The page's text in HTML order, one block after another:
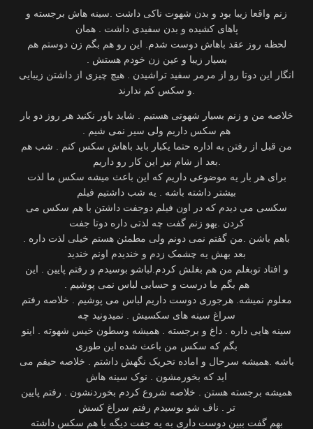
‫زنم واقعا زیبا بود و بدن شهوت ناکی داشت .سینه هاش برجسته و
لحظه روز عقد باهاش دوست شدم‬. ‫این رو هم بگم زن دوستم هم
بسیار زیبا و عین زن خودم هستش .
انگار این دوتا رو از مرمر سفید تراشیدن .‬ هیچ چیزی از داشتن زیبایی
‫خلاصه من و زنم بسیار شهوتی هستیم . شاید باور نکنید هر روز دو بار
من قبل از رفتن به اداره حتما یکبار باید باهاش سکس کنم . شب هم
‫برای هر بار یه موضوعی داریم که این باعث میشه سکس ما لذت
سکسی می دیدم که در اون فیلم دوجفت داشتن با هم سکس می
کردن .یهو زنم گفت چه لذتی داره دوتا جفت‬
‫باهم باشن .من گفتم نمی دونم ولی مطمئن هستم خیلی لذت داره .
‫و افتاد توبغلم من هم بغلش کردم.لباشو بوسیدم و رفتم پایین . این
هم بگم ما درست و حسابی لباس نمی پوشیم .‬
‫معلوم نمیشه. هرجوری دوست داریم لباس می پوشیم . خلاصه رفتم
‫سینه هایی داره . داغ و برجسته . همیشه وسطون خیس شهوته . اینو
بگم که سکس من باعث شده این طوری
‫باشه .همیشه سرحال و اماده تحریک نگهش داشتم . خلاصه حیفم می
‫همیشه برجسته هستن . خلاصه شروع کردم بخوردنشون . رفتم پایین
تر . ناف شو بوسیدم رفتم سراغ کسش‬
‫بهم گفت ببین دوست داری به یه جفت دیگه با هم سکس داشته